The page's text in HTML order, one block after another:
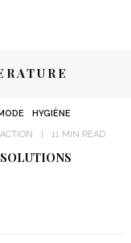
HYGIÈNE
11 MIN READ